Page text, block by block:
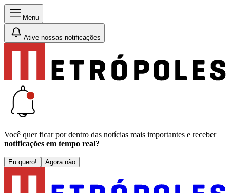
Menu
Ative nossas notificações
Você quer ficar por dentro das notícias mais importantes e receber
notificações em tempo real?
Eu quero! Agora não